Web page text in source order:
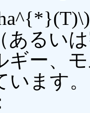
あるい
ギー、
います